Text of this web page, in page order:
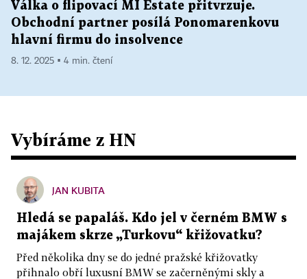
Válka o flipovací MI Estate přitvrzuje.
Obchodní partner posílá Ponomarenkovu
hlavní firmu do insolvence
8. 12. 2025 ▪ 4 min. čtení
Vybíráme z HN
JAN KUBITA
Hledá se papaláš. Kdo jel v černém BMW s
majákem skrze „Turkovu“ křižovatku?
Před několika dny se do jedné pražské křižovatky
přihnalo obří luxusní BMW se začerněnými skly a